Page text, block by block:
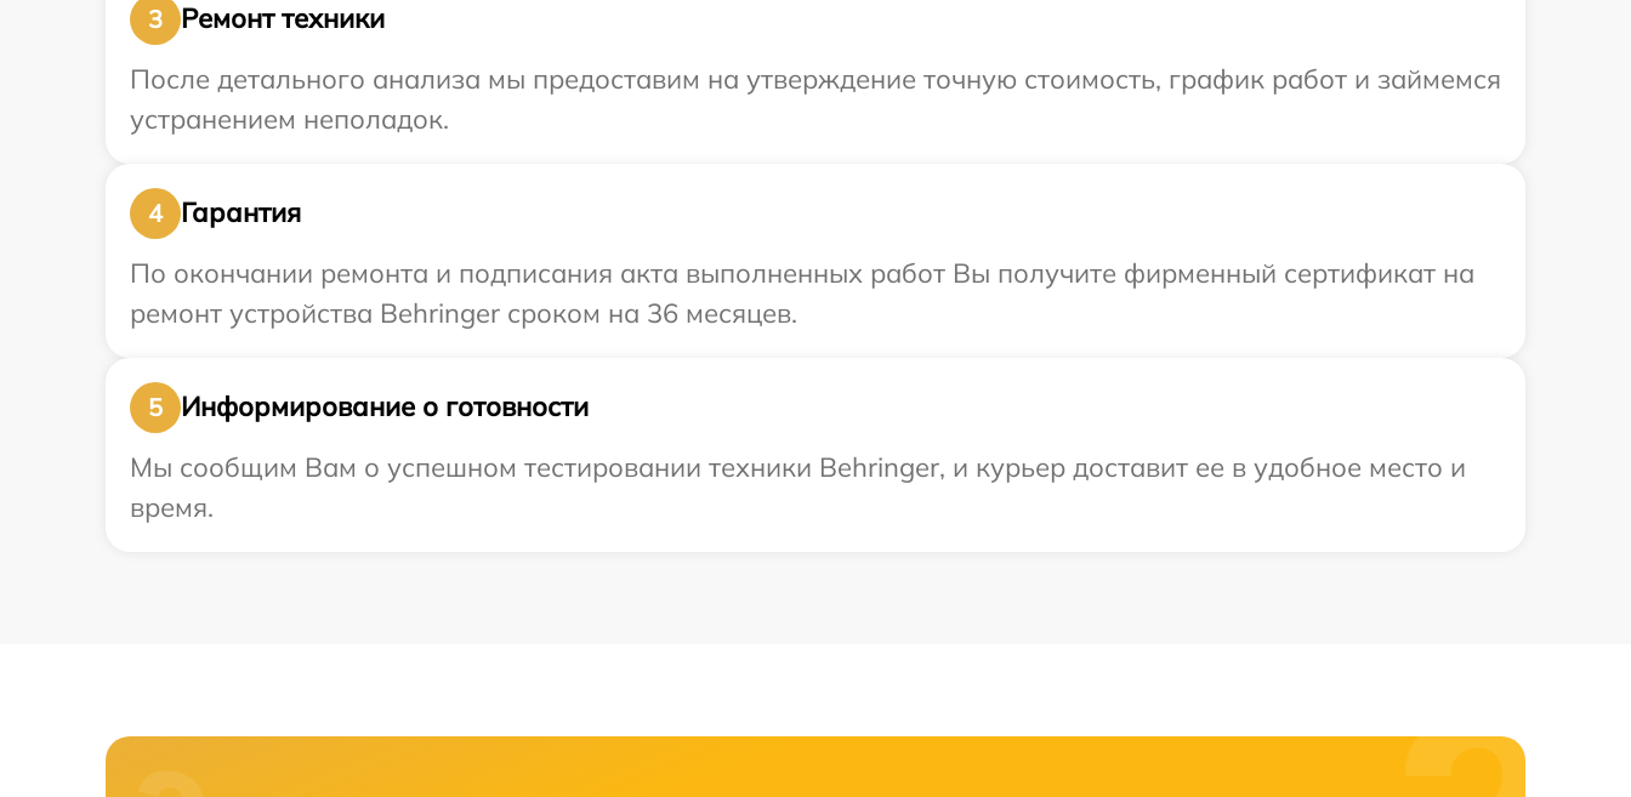
3
Ремонт техники
После детального анализа мы предоставим на утверждение точную стоимость, график работ и займемся
устранением неполадок.
4
Гарантия
По окончании ремонта и подписания акта выполненных работ Вы получите фирменный сертификат на
ремонт устройства Behringer сроком на 36 месяцев.
5
Информирование о готовности
Мы сообщим Вам о успешном тестировании техники Behringer, и курьер доставит ее в удобное место и
время.